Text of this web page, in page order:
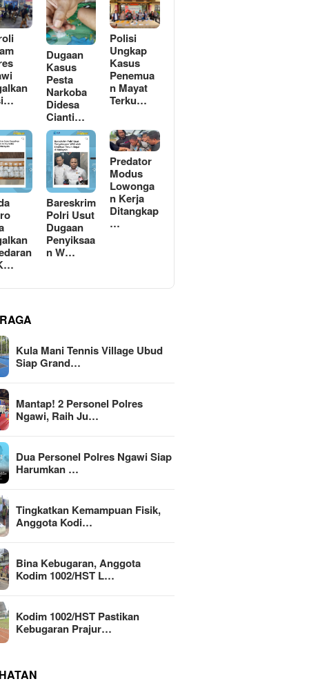
Dugaan
Kasus
Pesta
Narkoba
Didesa
Cianti…
Polisi
Ungkap
Kasus
Penemua
n Mayat
Terku…
Bareskrim
Polri Usut
Dugaan
Penyiksaa
n W…
Predator
Modus
Lowonga
n Kerja
Ditangkap
…
Kula Mani Tennis Village Ubud
Siap Grand…
Mantap! 2 Personel Polres
Ngawi, Raih Ju…
Dua Personel Polres Ngawi Siap
Harumkan …
Tingkatkan Kemampuan Fisik,
Anggota Kodi…
Bina Kebugaran, Anggota
Kodim 1002/HST L…
Kodim 1002/HST Pastikan
Kebugaran Prajur…